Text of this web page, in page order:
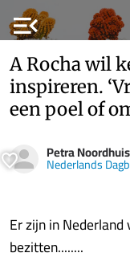
menu_open
A Rocha wil
inspireren.
een poel of
Petra Noordhuis
Nederlands
Er zijn in
bezitten........